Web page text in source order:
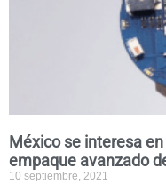
México se interesa
empaque avanzado
10 septiembre, 2021